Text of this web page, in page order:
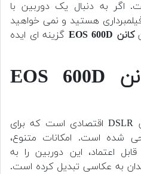
اگر به دنبال یک دوربین با
هستید و نمی خواهید
کانن EOS 600D
گزینه ای ایده
کانن EOS 600D
یک دوربین DSLR اقتصادی است که برای
شده است. امکانات متنوع،
اعتماد، این دوربین را به
به عکاسی تبدیل کرده است.